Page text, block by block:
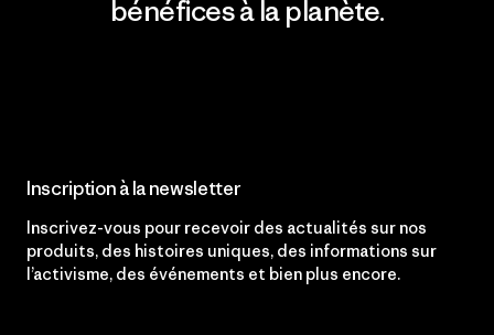
bénéfices à la planète.
Inscription à la newsletter
Inscrivez-vous pour recevoir des actualités sur nos
produits, des histoires uniques, des informations sur
l’activisme, des événements et bien plus encore.